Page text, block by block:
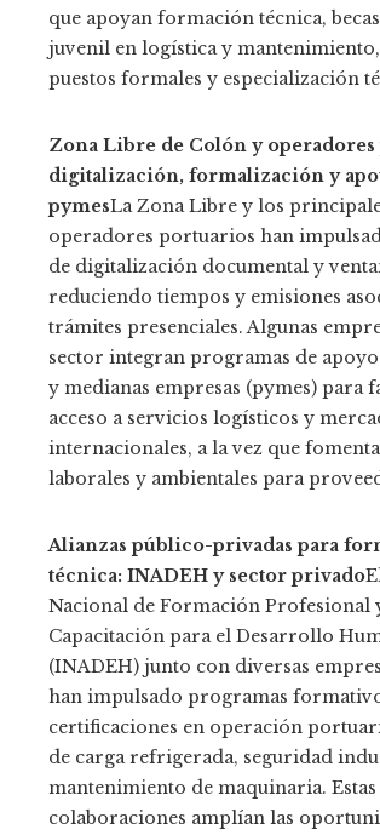
que apoyan formación técnica,
juvenil en logística y
puestos formales y especialización
Zona Libre de Colón y
digitalización, formalización y
pymesLa Zona Libre y los
operadores portuarios han
de digitalización documental y
reduciendo tiempos y emisiones
trámites presenciales. Algunas
sector integran programas de apoyo
y medianas empresas (pymes) para
acceso a servicios logísticos y
internacionales, a la vez que
laborales y ambientales para
Alianzas público-privadas para
técnica: INADEH y sector privado
Nacional de Formación Profesional
Capacitación para el Desarrollo
(INADEH) junto con diversas
han impulsado programas
certificaciones en operación
de carga refrigerada, seguridad
mantenimiento de maquinaria. Estas
colaboraciones amplían las